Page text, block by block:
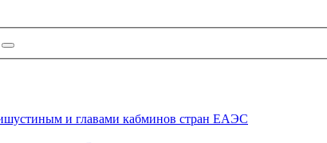
и главами кабминов стран ЕАЭС